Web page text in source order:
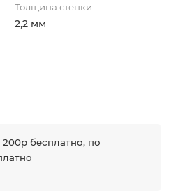
Толщина стенки
2,2 мм
бесплатно, по